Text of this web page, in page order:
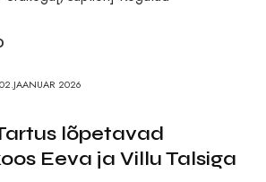
02.JAANUAR 2026
lõpetavad
Eeva ja Villu Talsiga